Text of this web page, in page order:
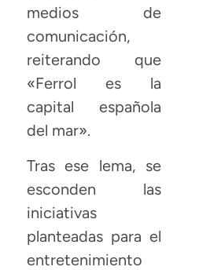
medios de
comunicación,
reiterando que
«Ferrol es la
capital española
del mar».
Tras ese lema, se
esconden las
iniciativas
planteadas para el
entretenimiento